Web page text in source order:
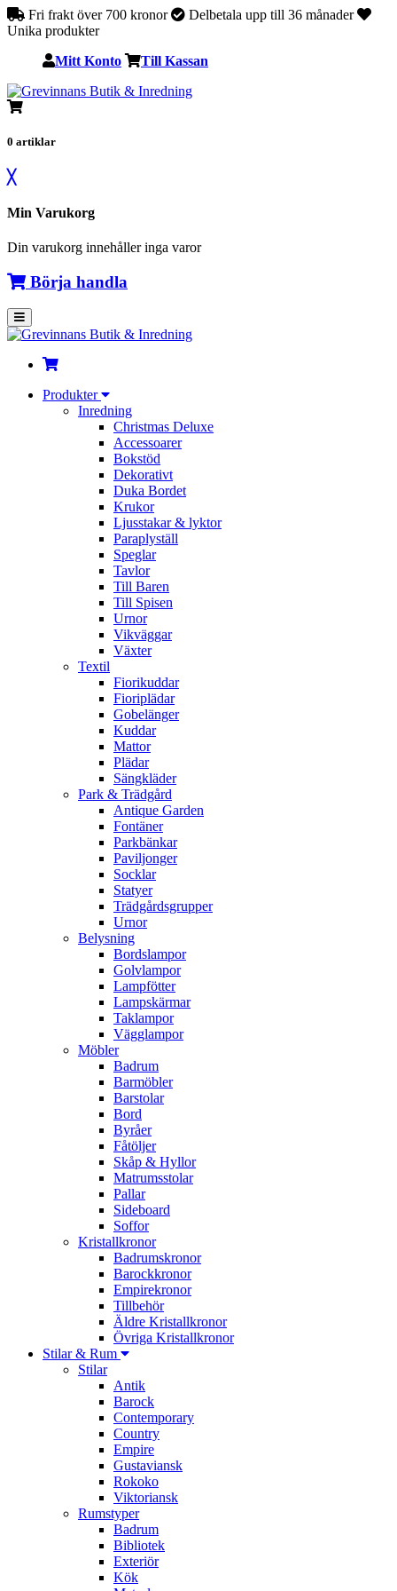
Fri frakt över 700 kronor
Delbetala upp till 36 månader
Unika produkter
Mitt Konto Till Kassan
0 artiklar
╳
Min Varukorg
Din varukorg innehåller inga varor
Börja handla
Produkter
Inredning
Christmas Deluxe
Accessoarer
Bokstöd
Dekorativt
Duka Bordet
Krukor
Ljusstakar & lyktor
Paraplyställ
Speglar
Tavlor
Till Baren
Till Spisen
Urnor
Vikväggar
Växter
Textil
Fiorikuddar
Fioriplädar
Gobelänger
Kuddar
Mattor
Plädar
Sängkläder
Park & Trädgård
Antique Garden
Fontäner
Parkbänkar
Paviljonger
Socklar
Statyer
Trädgårdsgrupper
Urnor
Belysning
Bordslampor
Golvlampor
Lampfötter
Lampskärmar
Taklampor
Vägglampor
Möbler
Badrum
Barmöbler
Barstolar
Bord
Byråer
Fåtöljer
Skåp & Hyllor
Matrumsstolar
Pallar
Sideboard
Soffor
Kristallkronor
Badrumskronor
Barockkronor
Empirekronor
Tillbehör
Äldre Kristallkronor
Övriga Kristallkronor
Stilar & Rum
Stilar
Antik
Barock
Contemporary
Country
Empire
Gustaviansk
Rokoko
Viktoriansk
Rumstyper
Badrum
Bibliotek
Exteriör
Kök